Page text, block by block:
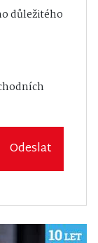
důležitého
Odeslat